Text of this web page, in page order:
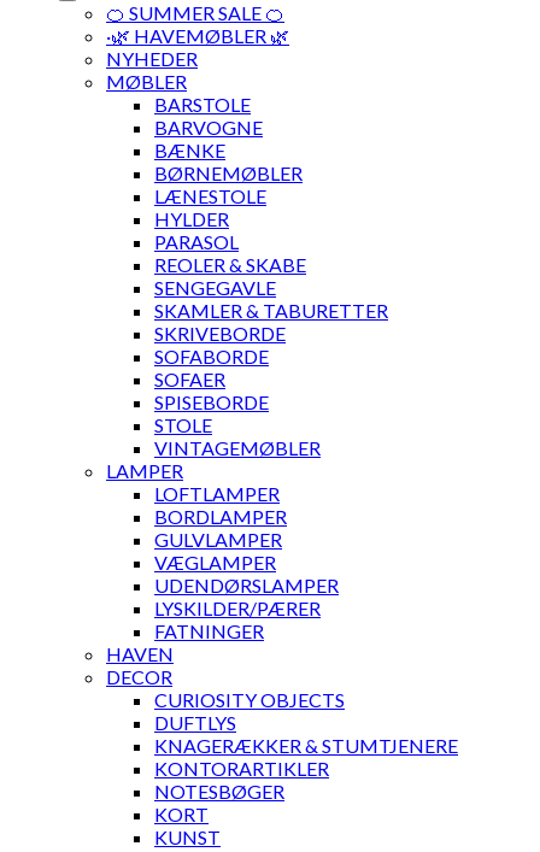
🍊 SUMMER SALE 🍊
·🌿 HAVEMØBLER 🌿
NYHEDER
MØBLER
BARSTOLE
BARVOGNE
BÆNKE
BØRNEMØBLER
LÆNESTOLE
HYLDER
PARASOL
REOLER & SKABE
SENGEGAVLE
SKAMLER & TABURETTER
SKRIVEBORDE
SOFABORDE
SOFAER
SPISEBORDE
STOLE
VINTAGEMØBLER
LAMPER
LOFTLAMPER
BORDLAMPER
GULVLAMPER
VÆGLAMPER
UDENDØRSLAMPER
LYSKILDER/PÆRER
FATNINGER
HAVEN
DECOR
CURIOSITY OBJECTS
DUFTLYS
KNAGERÆKKER & STUMTJENERE
KONTORARTIKLER
NOTESBØGER
KORT
KUNST